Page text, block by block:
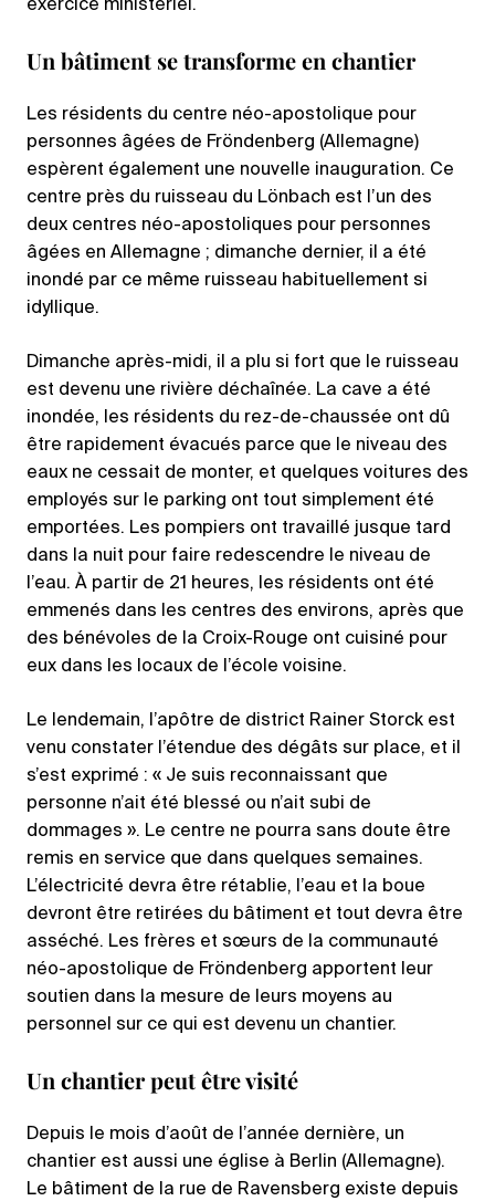
exercice ministériel.
Un bâtiment se transforme en chantier
Les résidents du centre néo-apostolique pour
personnes âgées de Fröndenberg (Allemagne)
espèrent également une nouvelle inauguration. Ce
centre près du ruisseau du Lönbach est l’un des
deux centres néo-apostoliques pour personnes
âgées en Allemagne ; dimanche dernier, il a été
inondé par ce même ruisseau habituellement si
idyllique.
Dimanche après-midi, il a plu si fort que le ruisseau
est devenu une rivière déchaînée. La cave a été
inondée, les résidents du rez-de-chaussée ont dû
être rapidement évacués parce que le niveau des
eaux ne cessait de monter, et quelques voitures des
employés sur le parking ont tout simplement été
emportées. Les pompiers ont travaillé jusque tard
dans la nuit pour faire redescendre le niveau de
l’eau. À partir de 21 heures, les résidents ont été
emmenés dans les centres des environs, après que
des bénévoles de la Croix-Rouge ont cuisiné pour
eux dans les locaux de l’école voisine.
Le lendemain, l’apôtre de district Rainer Storck est
venu constater l’étendue des dégâts sur place, et il
s’est exprimé : « Je suis reconnaissant que
personne n’ait été blessé ou n’ait subi de
dommages ». Le centre ne pourra sans doute être
remis en service que dans quelques semaines.
L’électricité devra être rétablie, l’eau et la boue
devront être retirées du bâtiment et tout devra être
asséché. Les frères et sœurs de la communauté
néo-apostolique de Fröndenberg apportent leur
soutien dans la mesure de leurs moyens au
personnel sur ce qui est devenu un chantier.
Un chantier peut être visité
Depuis le mois d’août de l’année dernière, un
chantier est aussi une église à Berlin (Allemagne).
Le bâtiment de la rue de Ravensberg existe depuis